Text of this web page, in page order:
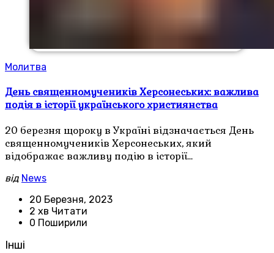
Молитва
День священномучеників Херсонеських: важлива
подія в історії українського християнства
20 березня щороку в Україні відзначається День
священномучеників Херсонеських, який
відображає важливу подію в історії…
від News
20 Березня, 2023
2 хв Читати
0 Поширили
Інші